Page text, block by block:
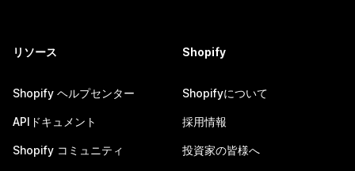
リソース
Shopify ヘルプセンター
APIドキュメント
Shopify コミュニティ
Shopify
Shopifyについて
採用情報
投資家の皆様へ